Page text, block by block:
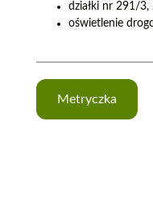
działki nr 291/
oświetlenie
Metryczka